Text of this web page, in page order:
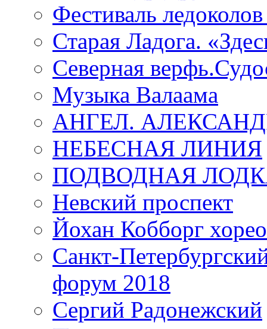
Фестиваль
Старая Ладога.
Северная
Музыка Валаама
АНГЕЛ.
НЕБЕСНАЯ ЛИНИЯ
ПОДВОДНАЯ
Невский проспект
Йохан Кобборг
Санкт-
форум 2018
Сергий Радонежский